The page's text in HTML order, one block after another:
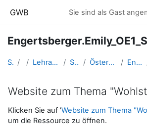
GWB Sie sind als Gast
Startseite Kurse Lehramtsausbildung GW im Cluster Österreich Mitte Studentische Lernkurse Österreich 1 - Postregionale Geographien - SS 2024 Engertsberger.Emily_OE1_SS2024
Website zum Thema
Abschlussbedingungen
Klicken Sie auf 'Website zum Thema
um die Ressource zu öffnen.